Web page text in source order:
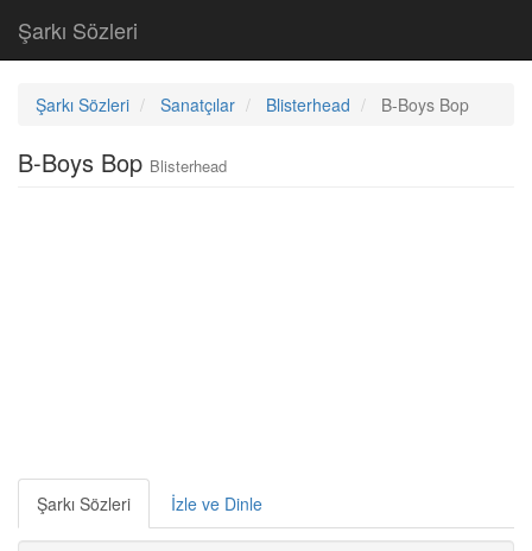
Şarkı Sözleri
Şarkı Sözleri Sanatçılar Blisterhead B-Boys Bop
B-Boys Bop Blisterhead
Şarkı Sözleri İzle ve Dinle